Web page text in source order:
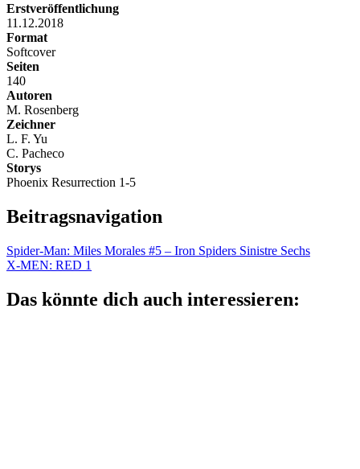
Erstveröffentlichung
11.12.2018
Format
Softcover
Seiten
140
Autoren
M. Rosenberg
Zeichner
L. F. Yu
C. Pacheco
Storys
Phoenix Resurrection 1-5
Beitragsnavigation
Spider-Man: Miles Morales #5 – Iron Spiders Sinistre Sechs
X-MEN: RED 1
Das könnte dich auch interessieren: